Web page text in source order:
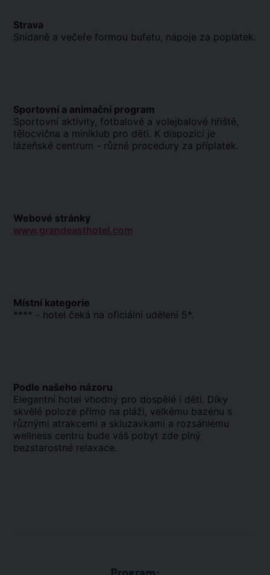
Strava
Snídaně a večeře formou bufetu, nápoje za poplatek.
Sportovní a animační program
Sportovní aktivity, fotbalové a volejbalové hřiště,
tělocvična a miniklub pro děti. K dispozici je
lázeňské centrum - různé procedury za příplatek.
Webové stránky
www.grandeasthotel.com
Místní kategorie
**** - hotel čeká na oficiální udělení 5*.
Podle našeho názoru
Elegantní hotel vhodný pro dospělé i děti. Díky
skvělé poloze přímo na pláži, velkému bazénu s
různými atrakcemi a skluzavkami a rozsáhlému
wellness centru bude váš pobyt zde plný
bezstarostné relaxace.